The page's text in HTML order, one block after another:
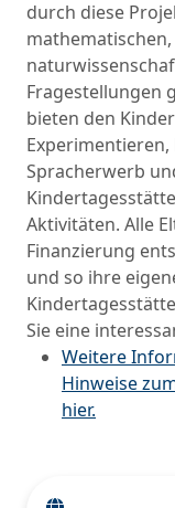
durch diese
Fragestellungen
bieten den
Spracherwerb
Aktivitäten. Alle
Finanzierung
und so ihre
Sie eine
Weitere
Hinweise
hier.